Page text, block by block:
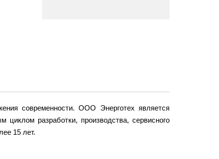
современности. ООО Энерготех является
разработки, производства, сервисного
15 лет.